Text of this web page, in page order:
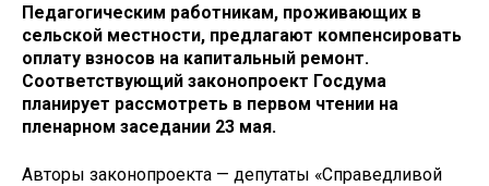
Педагогическим работникам, проживающих в
сельской местности, предлагают компенсировать
оплату взносов на капитальный ремонт.
Соответствующий законопроект Госдума
планирует рассмотреть в первом чтении на
пленарном заседании 23 мая.
Авторы законопроекта — депутаты «Справедливой